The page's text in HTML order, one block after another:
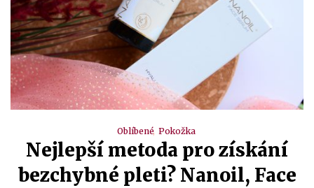
Oblíbené Pokožka
Nejlepší metoda pro získání
bezchybné pleti? Nanoil, Face